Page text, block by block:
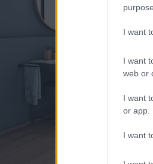
I want
I want
web or
I want
or app.
I want